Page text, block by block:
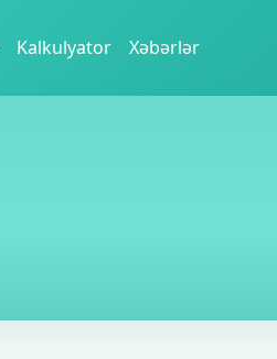
Kalkulyator Xəbərlər